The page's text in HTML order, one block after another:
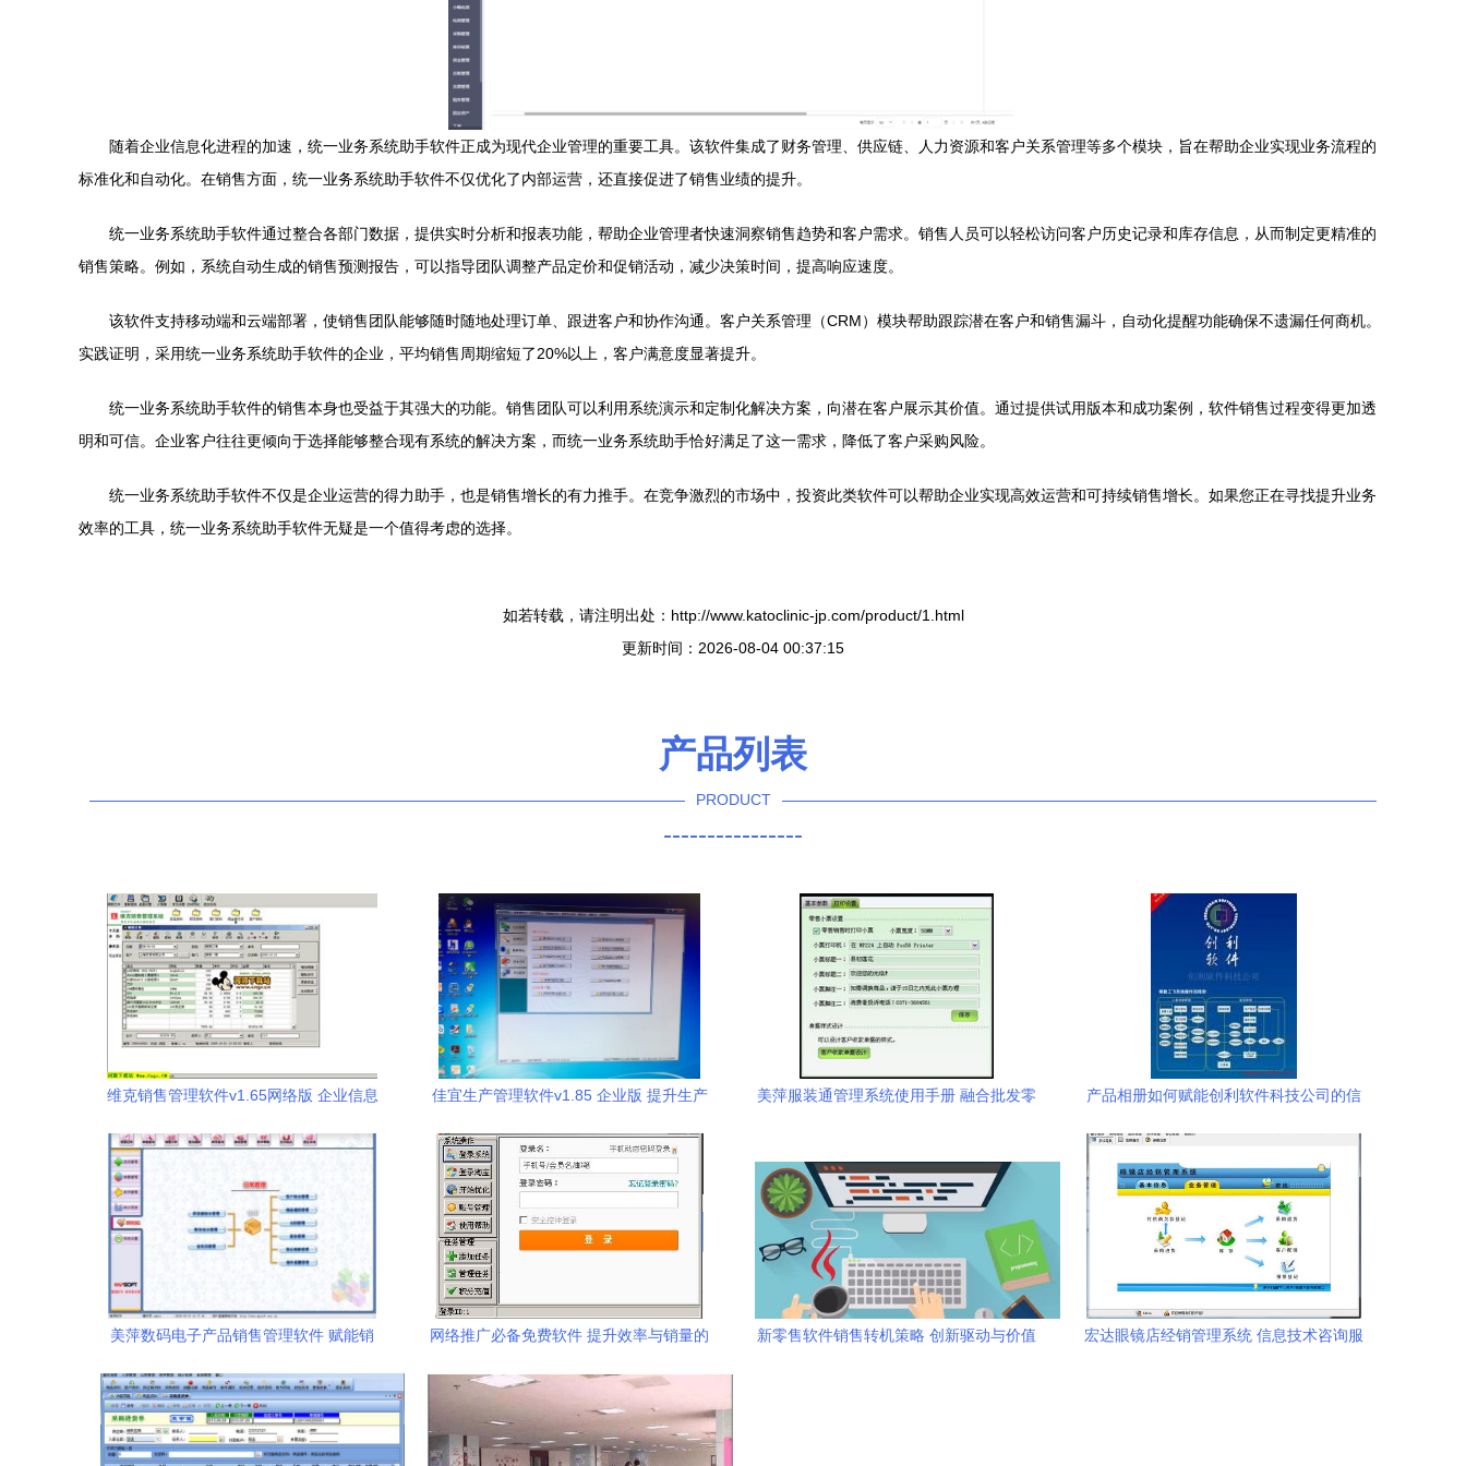
随着企业信息化进程的加速，统一业务系统助手软件正成为现代企业管理的重要工具。该软件集成了财务管理、供应链、人力资源和客户关系管理等多个模块，旨在帮助企业实现业务流程的
标准化和自动化。在销售方面，统一业务系统助手软件不仅优化了内部运营，还直接促进了销售业绩的提升。
统一业务系统助手软件通过整合各部门数据，提供实时分析和报表功能，帮助企业管理者快速洞察销售趋势和客户需求。销售人员可以轻松访问客户历史记录和库存信息，从而制定更精准的
销售策略。例如，系统自动生成的销售预测报告，可以指导团队调整产品定价和促销活动，减少决策时间，提高响应速度。
该软件支持移动端和云端部署，使销售团队能够随时随地处理订单、跟进客户和协作沟通。客户关系管理（CRM）模块帮助跟踪潜在客户和销售漏斗，自动化提醒功能确保不遗漏任何商机。
实践证明，采用统一业务系统助手软件的企业，平均销售周期缩短了20%以上，客户满意度显著提升。
统一业务系统助手软件的销售本身也受益于其强大的功能。销售团队可以利用系统演示和定制化解决方案，向潜在客户展示其价值。通过提供试用版本和成功案例，软件销售过程变得更加透
明和可信。企业客户往往更倾向于选择能够整合现有系统的解决方案，而统一业务系统助手恰好满足了这一需求，降低了客户采购风险。
统一业务系统助手软件不仅是企业运营的得力助手，也是销售增长的有力推手。在竞争激烈的市场中，投资此类软件可以帮助企业实现高效运营和可持续销售增长。如果您正在寻找提升业务
效率的工具，统一业务系统助手软件无疑是一个值得考虑的选择。
如若转载，请注明出处：http://www.katoclinic-jp.com/product/1.html
更新时间：2026-08-04 00:37:15
产品列表
PRODUCT
----------------
维克销售管理软件v1.65网络版 企业信息
佳宜生产管理软件v1.85 企业版 提升生产
美萍服装通管理系统使用手册 融合批发零
产品相册如何赋能创利软件科技公司的信
美萍数码电子产品销售管理软件 赋能销
网络推广必备免费软件 提升效率与销量的
新零售软件销售转机策略 创新驱动与价值
宏达眼镜店经销管理系统 信息技术咨询服